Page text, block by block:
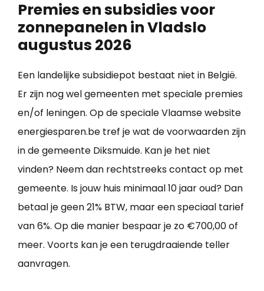
Premies en subsidies voor
zonnepanelen in Vladslo
augustus 2026
Een landelijke subsidiepot bestaat niet in België.
Er zijn nog wel gemeenten met speciale premies
en/of leningen. Op de speciale Vlaamse website
energiesparen.be tref je wat de voorwaarden zijn
in de gemeente Diksmuide. Kan je het niet
vinden? Neem dan rechtstreeks contact op met
gemeente. Is jouw huis minimaal 10 jaar oud? Dan
betaal je geen 21% BTW, maar een speciaal tarief
van 6%. Op die manier bespaar je zo €700,00 of
meer. Voorts kan je een terugdraaiende teller
aanvragen.